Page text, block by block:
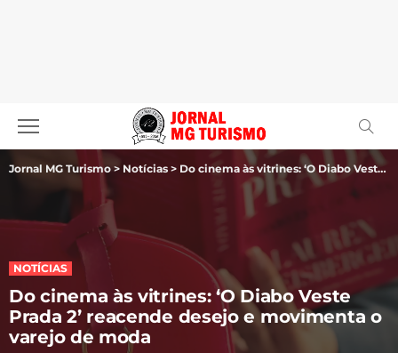
Jornal MG Turismo> Notícias > Do cinema às vitrines: ‘O Diabo Veste Prada 2’ reacende desejo e movimenta o varejo de moda
NOTÍCIAS
Do cinema às vitrines: ‘O Diabo Veste
Prada 2’ reacende desejo e movimenta o
varejo de moda